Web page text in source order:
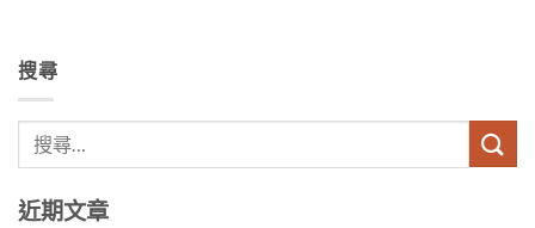
搜尋
近期文章